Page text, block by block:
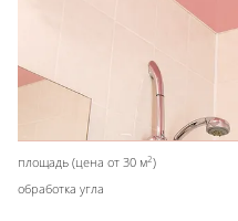
площадь (цена от 30 м2)
обработка угла